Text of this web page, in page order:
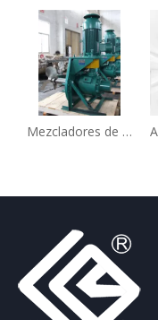
Mezcladores de entrada lateral para la industria química para tanques grandes